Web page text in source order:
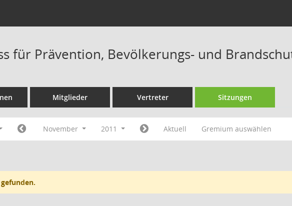
für Prävention, Bevölkerungs- und
Mitglieder Vertreter Sitzungen
November 2011 Aktuell Gremium auswählen